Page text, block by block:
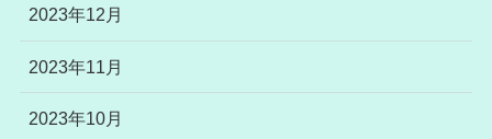
2023年12月
2023年11月
2023年10月